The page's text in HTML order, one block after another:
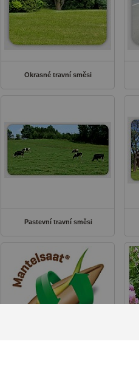
Okrasné travní směsi
Pastevní travní směsi